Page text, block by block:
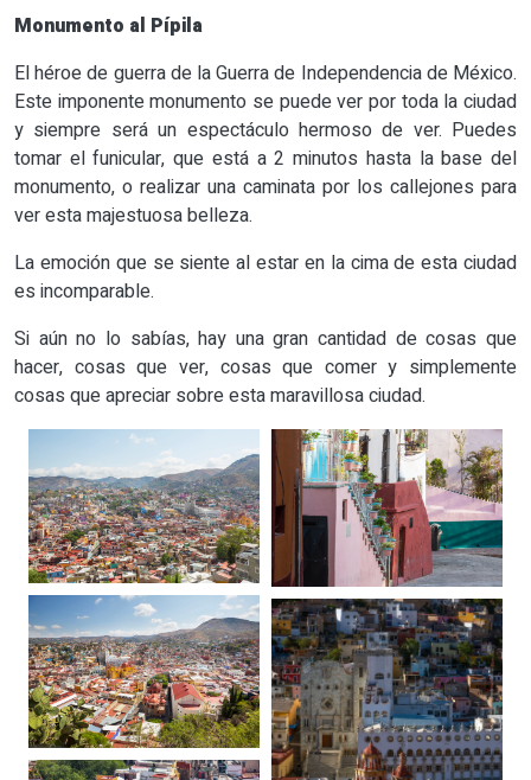
Monumento al Pípila
El héroe de guerra de la Guerra de Independencia de México.
Este imponente monumento se puede ver por toda la ciudad
y siempre será un espectáculo hermoso de ver. Puedes
tomar el funicular, que está a 2 minutos hasta la base del
monumento, o realizar una caminata por los callejones para
ver esta majestuosa belleza.
La emoción que se siente al estar en la cima de esta ciudad
es incomparable.
Si aún no lo sabías, hay una gran cantidad de cosas que
hacer, cosas que ver, cosas que comer y simplemente
cosas que apreciar sobre esta maravillosa ciudad.